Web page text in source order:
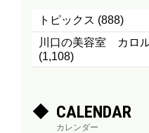
トピックス (888)
川口の美容室 カロ
(1,108)
CALENDAR
カレンダー